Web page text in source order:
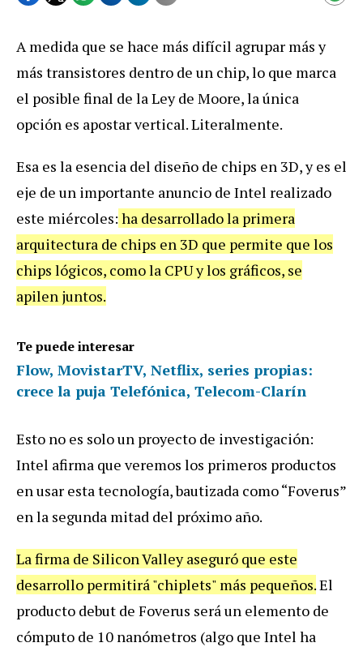
A medida que se hace más difícil agrupar más y
más transistores dentro de un chip, lo que marca
el posible final de la Ley de Moore, la única
opción es apostar vertical. Literalmente.
Esa es la esencia del diseño de chips en 3D, y es el
eje de un importante anuncio de Intel realizado
este miércoles: ha desarrollado la primera
arquitectura de chips en 3D que permite que los
chips lógicos, como la CPU y los gráficos, se
apilen juntos.
Te puede interesar
Flow, MovistarTV, Netflix, series propias:
crece la puja Telefónica, Telecom-Clarín
Esto no es solo un proyecto de investigación:
Intel afirma que veremos los primeros productos
en usar esta tecnología, bautizada como “Foverus”
en la segunda mitad del próximo año.
La firma de Silicon Valley aseguró que este
desarrollo permitirá "chiplets" más pequeños.El
producto debut de Foverus será un elemento de
cómputo de 10 nanómetros (algo que Intel ha